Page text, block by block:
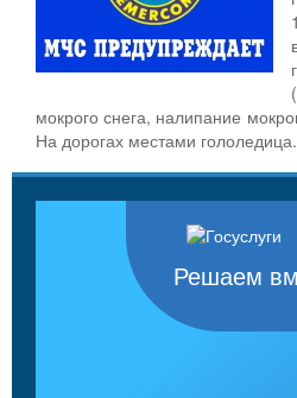
мокрого снега, налипание
На дорогах местами гололедица.
Решаем